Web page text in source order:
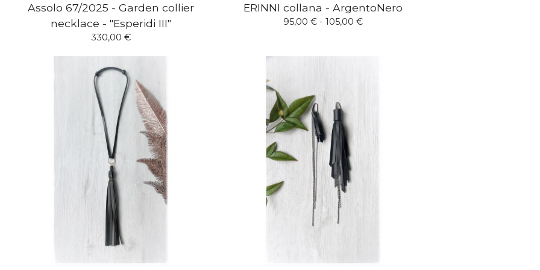
Assolo 67/2025 - Garden collier
necklace - "Esperidi III"
330,00 €
ERINNI collana - ArgentoNero
95,00 € - 105,00 €